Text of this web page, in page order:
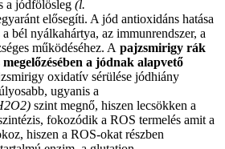
a jódfölösleg (l.
elősegíti. A jód antioxidáns hatása
bél nyálkahártya, az immunrendszer, a
működéséhez. A pajzsmirigy rák
a jódnak alapvető
oxidatív sérülése jódhiány
ugyanis a
szint megnő, hiszen lecsökken a
fokozódik a ROS termelés amit a
hiszen a ROS-okat részben